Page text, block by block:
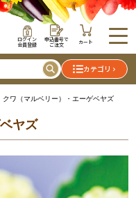
ログイン
会員登録
申込番号で
ご注文 カート
カテゴリ
クワ（マルベリー）・エーゲベヤズ
ヤズ